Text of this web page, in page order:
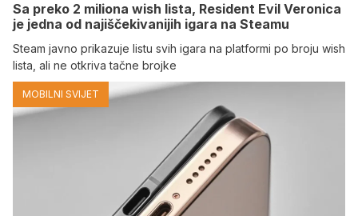
Sa preko 2 miliona wish lista, Resident Evil Veronica
je jedna od najiščekivanijih igara na Steamu
Steam javno prikazuje listu svih igara na platformi po broju wish
lista, ali ne otkriva tačne brojke
MOBILNI SVIJET